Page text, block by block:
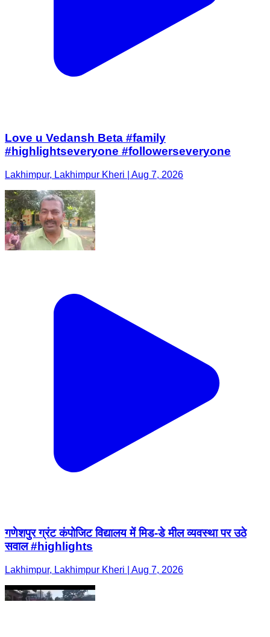
Love u Vedansh Beta #family
#highlightseveryone #followerseveryone
Lakhimpur, Lakhimpur Kheri | Aug 7, 2026
गणेशपुर ग्रंट कंपोजिट विद्यालय में मिड-डे मील व्यवस्था पर उठे
सवाल #highlights
Lakhimpur, Lakhimpur Kheri | Aug 7, 2026